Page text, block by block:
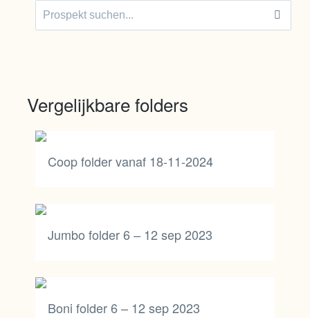
Suche:
Vergelijkbare folders
Coop folder vanaf 18-11-2024
Jumbo folder 6 – 12 sep 2023
Boni folder 6 – 12 sep 2023